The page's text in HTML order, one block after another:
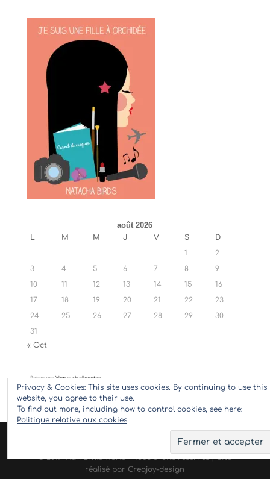
août 2026
L M M J V S
D
1
2
3
4 5 6 7 8
9
10
11 12 13 14 15
16
17
18 19 20 21 22
23
24
25 26 27 28 29
30
31
« Oct
RetrouvezYlansurHellocoton
Privacy & Cookies: This site uses cookies. By continuing to use this
website, you agree to their use.
To find out more, including how to control cookies, see here:
Politique relative aux cookies
© 2017 Ylan Little World - Tous droits réservés | Site
réalisé par Creajoy-design